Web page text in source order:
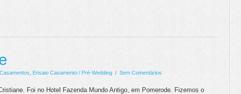
Casamentos Ensaio Casamento / Pré-Wedding / Sem Comentários
Foi no Hotel Fazenda Mundo Antigo, em Pomerode. Fizemos o